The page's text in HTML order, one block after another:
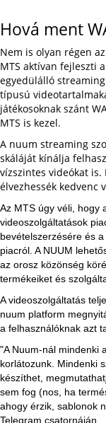
Hová ment
Nem is olyan régen
MTS aktívan fejleszti
egyedülálló
típusú
játékosoknak szánt
MTS is kezel.
A nuum streaming
skáláját kínálja
vízszintes videókat is.
élvezhessék kedvenc
Az MTS úgy véli, hogy
videoszolgáltatások
bevételszerzésére és
piacról. A NUUM
az orosz közönség
termékeiket és
A videoszolgáltatás
nuum platform
a felhasználóknak azt
"A Nuum-nál mindenki
korlátozunk. Mindenki
készíthet,
sem fog (nos, ha
ahogy érzik, sablonok
Telegram csatornáján.